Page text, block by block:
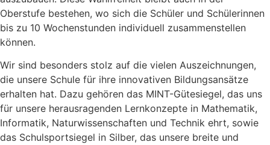
Oberstufe bestehen, wo sich die Schüler und Schülerinnen
bis zu 10 Wochenstunden individuell zusammenstellen
können.
Wir sind besonders stolz auf die vielen Auszeichnungen,
die unsere Schule für ihre innovativen Bildungsansätze
erhalten hat. Dazu gehören das MINT-Gütesiegel, das uns
für unsere herausragenden Lernkonzepte in Mathematik,
Informatik, Naturwissenschaften und Technik ehrt, sowie
das Schulsportsiegel in Silber, das unsere breite und